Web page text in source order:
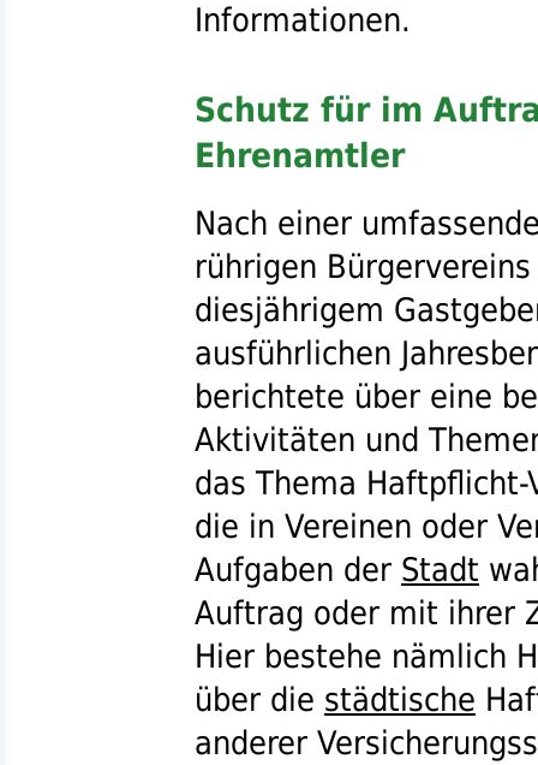
Informationen.
Schutz für im
Ehrenamtler
Nach einer
rührigen
diesjährigem
ausführlichen
berichtete über eine
Aktivitäten und
das Thema
die in Vereinen oder
Aufgaben der Stadt
Auftrag oder mit ihrer
Hier bestehe nämlich
über die städtische
anderer